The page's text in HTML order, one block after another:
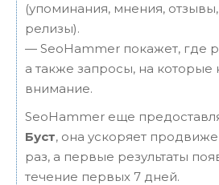
(упоминания, мнения, отзывы,
релизы).
— SeoHammer покажет, где
а также запросы, на которые
внимание.
SeoHammer еще
Буст, она ускоряет
раз, а первые результаты
течение первых 7 дней.